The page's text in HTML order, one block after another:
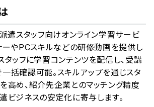
のサービスデータを参照しています。
事DX最強ナビ編集部 情報取得元 掲載修正依頼
派遣スタッフ向けオンライン学習サービ
ーやPCスキルなどの研修動画を提供し
タッフに学習コンテンツを配信し、受講
括確認可能。スキルアップを通じスタ
高め、紹介先企業とのマッチング精度
ビジネスの安定化に寄与します。